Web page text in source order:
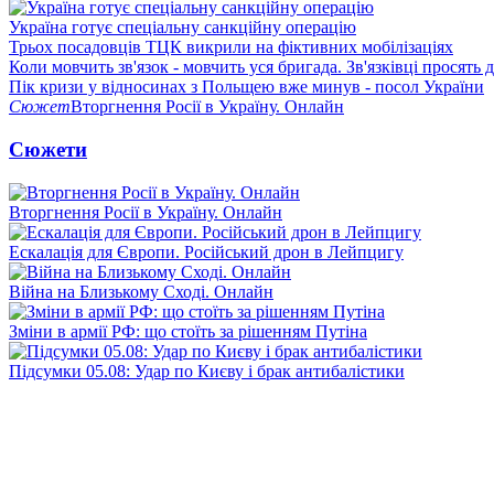
Україна готує спеціальну санкційну операцію
Трьох посадовців ТЦК викрили на фіктивних мобілізаціях
Коли мовчить зв'язок - мовчить уся бригада. Зв'язківці просять
Пік кризи у відносинах з Польщею вже минув - посол України
СюжетВторгнення Росії в Україну. Онлайн
Сюжети
Вторгнення Росії в Україну. Онлайн
Ескалація для Європи. Російський дрон в Лейпцигу
Війна на Близькому Сході. Онлайн
Зміни в армії РФ: що стоїть за рішенням Путіна
Підсумки 05.08: Удар по Києву і брак антибалістики